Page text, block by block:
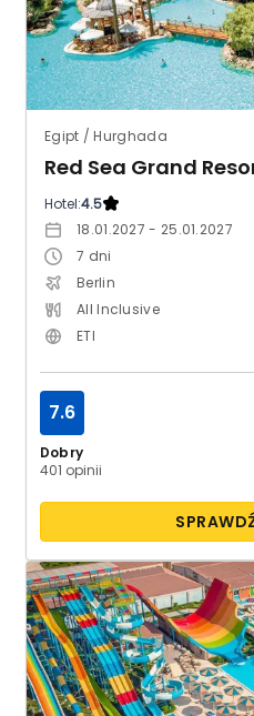
Egipt / Hurghada
Red Sea Grand
Hotel:4.5
18.01.2027 - 25.01.2027
7 dni
Berlin
All Inclusive
ETI
Dobry
401 opinii
7.6